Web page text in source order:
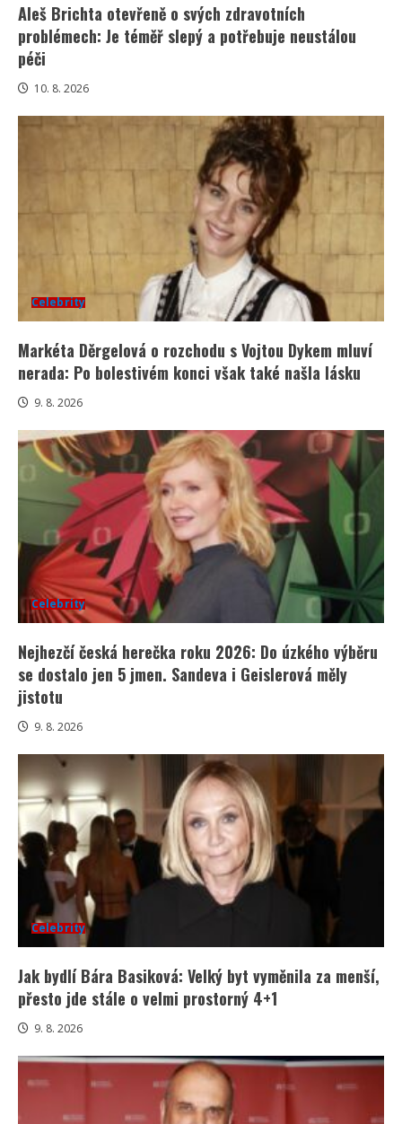
Aleš Brichta otevřeně o svých zdravotních
problémech: Je téměř slepý a potřebuje neustálou
péči
10. 8. 2026
Celebrity
Markéta Děrgelová o rozchodu s Vojtou Dykem mluví
nerada: Po bolestivém konci však také našla lásku
9. 8. 2026
Celebrity
Nejhezčí česká herečka roku 2026: Do úzkého výběru
se dostalo jen 5 jmen. Sandeva i Geislerová měly
jistotu
9. 8. 2026
Celebrity
Jak bydlí Bára Basiková: Velký byt vyměnila za menší,
přesto jde stále o velmi prostorný 4+1
9. 8. 2026